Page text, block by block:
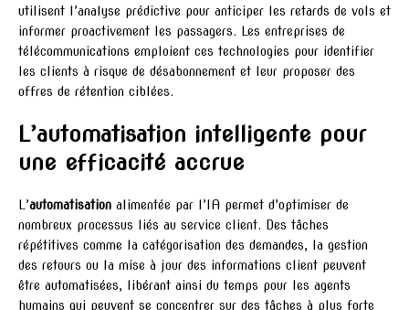
utilisent l’analyse prédictive pour anticiper les retards de vols et
informer proactivement les passagers. Les entreprises de
télécommunications emploient ces technologies pour identifier
les clients à risque de désabonnement et leur proposer des
offres de rétention ciblées.
L’automatisation intelligente pour
une efficacité accrue
L’automatisation alimentée par l’IA permet d’optimiser de
nombreux processus liés au service client. Des tâches
répétitives comme la catégorisation des demandes, la gestion
des retours ou la mise à jour des informations client peuvent
être automatisées, libérant ainsi du temps pour les agents
humains qui peuvent se concentrer sur des tâches à plus forte